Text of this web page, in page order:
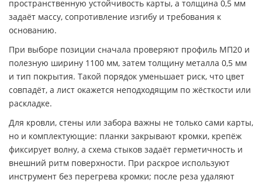
пространственную устойчивость карты, а толщина 0,5 мм
задаёт массу, сопротивление изгибу и требования к
основанию.
При выборе позиции сначала проверяют профиль МП20 и
полезную ширину 1100 мм, затем толщину металла 0,5 мм
и тип покрытия. Такой порядок уменьшает риск, что цвет
совпадёт, а лист окажется неподходящим по жёсткости или
раскладке.
Для кровли, стены или забора важны не только сами карты,
но и комплектующие: планки закрывают кромки, крепёж
фиксирует волну, а схема стыков задаёт герметичность и
внешний ритм поверхности. При раскрое используют
инструмент без перегрева кромки; после реза удаляют